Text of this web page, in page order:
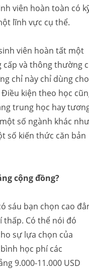
viên hoàn toàn có
lĩnh vực cụ thể.
viên hoàn tất một
và thông thường
chỉ này chỉ dùng cho
kiện theo học
trung học hay
số ngành khác như
số kiến thức căn bản
cộng đồng?
sáu bạn chọn cao
thấp. Có thể nói đó
sự lựa chọn của
học phí các
9.000-11.000 USD